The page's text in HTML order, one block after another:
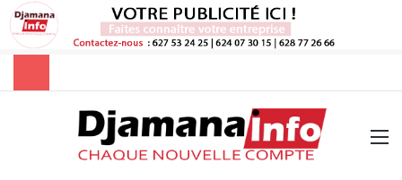
Rechercher